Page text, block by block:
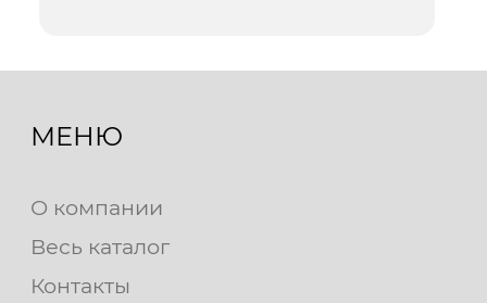
МЕНЮ
О компании
Весь каталог
Контакты